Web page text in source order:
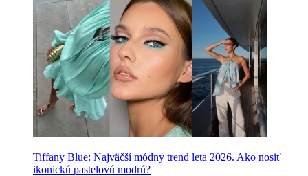
Tiffany Blue: Najväčší módny trend leta 2026. Ako nosiť
ikonickú pastelovú modrú?